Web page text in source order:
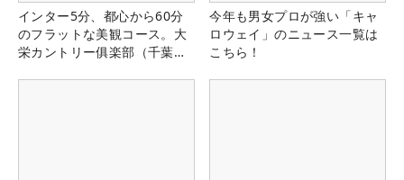
インター5分、都心から60分
のフラットな美観コース。大
栄カントリー俱楽部（千葉
今年も男女プロが強い「キャ
ロウェイ」のニュース一覧は
こちら！